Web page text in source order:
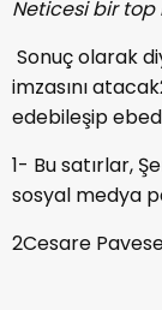
Neticesi bir top
Sonuç olarak
imzasını atacak
edebileşip
1- Bu satırlar,
sosyal medya
2Cesare